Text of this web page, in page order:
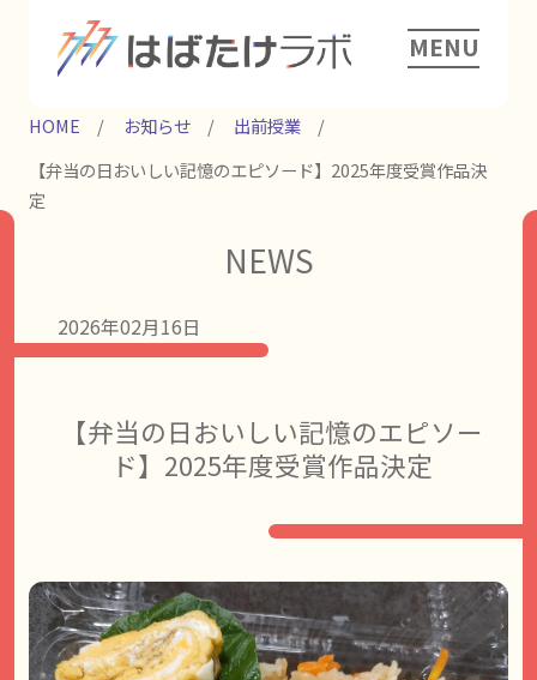
MENU
HOME お知らせ
出前授業
【弁当の日おいしい記憶のエピソード】2025年度受賞作品決
定
NEWS
2026年02月16日
【弁当の日おいしい記憶のエピソー
ド】2025年度受賞作品決定